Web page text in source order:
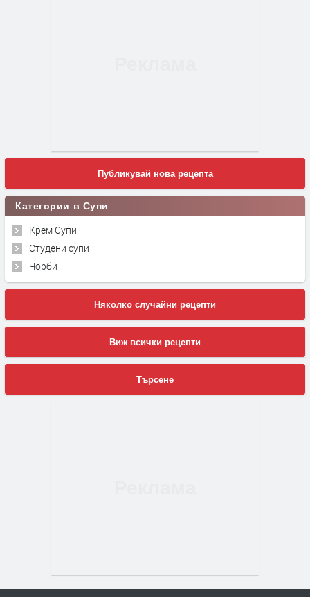
Публикувай нова рецепта
Категории в Супи
Крем Супи
Студени супи
Чорби
Няколко случайни рецепти
Виж всички рецепти
Търсене